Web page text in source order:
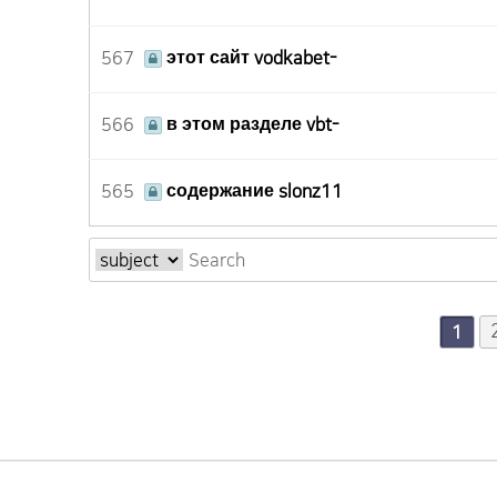
567 этот сайт vodkabet-
566 в этом разделе vbt-
565 содержание slonz11
1